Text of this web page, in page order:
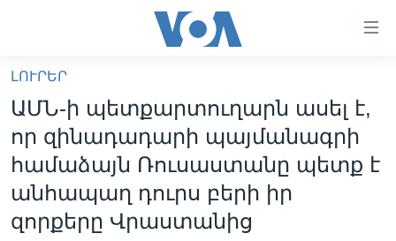
հիմնական
բովանդակությանը
անցնել
հիմնական
բովանդակությանը
հիմնական
բովանդակություն
ԼՈՒՐԵՐ
ՍՓՅՈՒՌՔ
ՏԵՍԱՆՅՈՒԹԵՐ
ՖԻԼՄԵՐ
ԼՈՒՐԵՐ
ԱՄՆ-ի պետքարտուղարն ասել է,
որ զինադադարի պայմանագրի
համաձայն Ռուսաստանը պետք է
անհապաղ դուրս բերի իր
զորքերը Վրաստանից